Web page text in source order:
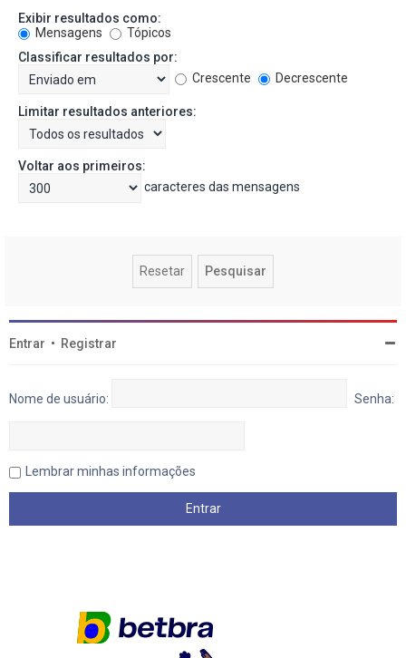
Exibir resultados como:
Mensagens
Tópicos
Classificar resultados por:
Crescente
Decrescente
Limitar resultados anteriores:
Voltar aos primeiros:
caracteres das mensagens
Entrar • Registrar
Nome de usuário: Senha:
Lembrar minhas informações